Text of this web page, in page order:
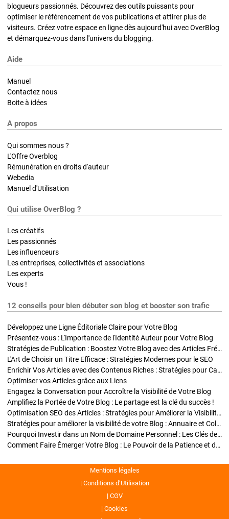
blogueurs passionnés. Découvrez des outils puissants pour
optimiser le référencement de vos publications et attirer plus de
visiteurs. Créez votre espace en ligne dès aujourd'hui avec OverBlog
et démarquez-vous dans l'univers du blogging.
Aide
Manuel
Contactez nous
Boite à idées
A propos
Qui sommes nous ?
L'Offre Overblog
Rémunération en droits d'auteur
Webedia
Manuel d'Utilisation
Qui utilise OverBlog ?
Les créatifs
Les passionnés
Les influenceurs
Les entreprises, collectivités et associations
Les experts
Vous !
12 conseils pour bien débuter son blog et booster son trafic
Développez une Ligne Éditoriale Claire pour Votre Blog
Présentez-vous : L'Importance de l'Identité Auteur pour Votre Blog
Stratégies de Publication : Boostez Votre Blog avec des Articles Fréquents et Exclusifs
L'Art de Choisir un Titre Efficace : Stratégies Modernes pour le SEO
Enrichir Vos Articles avec des Contenus Riches : Stratégies pour Captiver et Optimiser
Optimiser vos Articles grâce aux Liens
Engagez la Conversation pour Accroître la Visibilité de Votre Blog
Amplifiez la Portée de Votre Blog : Le partage est la clé du succès !
Optimisation SEO des Articles : Stratégies pour Améliorer la Visibilité de Votre Blog
Stratégies pour améliorer la visibilité de votre Blog : Annuaire et Collaborations
Pourquoi Investir dans un Nom de Domaine Personnel : Les Clés de la Réussite de Votre Blog
Comment Faire Émerger Votre Blog : Le Pouvoir de la Patience et de la Persévérance
Mentions légales
Conditions d’Utilisation
CGV
Cookies